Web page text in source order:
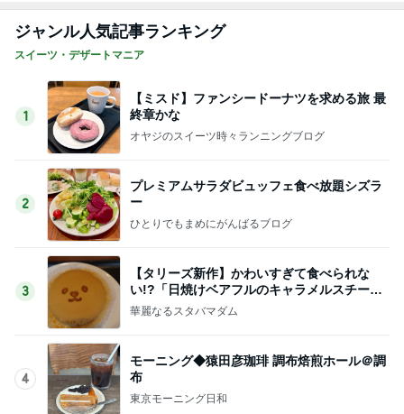
ジャンル人気記事ランキング
スイーツ・デザートマニア
1
【ミスド】ファンシードーナツを求める旅 最
終章かな
オヤジのスイーツ時々ランニングブログ
2
プレミアムサラダビュッフェ食べ放題シズラ
ー
ひとりでもまめにがんばるブログ
3
【タリーズ新作】かわいすぎて食べられな
い!?「日焼けベアフルのキャラメルスチーム
ケーキ」を実食
華麗なるスタバマダム
4
モーニング◆猿田彦珈琲 調布焙煎ホール＠調
布
東京モーニング日和